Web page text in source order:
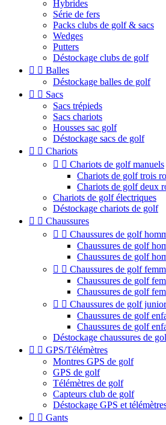
Hybrides
Série de fers
Packs clubs de golf & sacs
Wedges
Putters
Déstockage clubs de golf
  Balles
Déstockage balles de golf
  Sacs
Sacs trépieds
Sacs chariots
Housses sac golf
Déstockage sacs de golf
  Chariots
  Chariots de golf manuels
Chariots de golf trois
Chariots de golf deux
Chariots de golf électriques
Déstockage chariots de golf
  Chaussures
  Chaussures de golf
Chaussures de golf
Chaussures de golf
  Chaussures de golf
Chaussures de golf
Chaussures de golf
  Chaussures de golf junior
Chaussures de golf
Chaussures de golf
Déstockage chaussures de
  GPS/Télémètres
Montres GPS de golf
GPS de golf
Télémètres de golf
Capteurs club de golf
Déstockage GPS et
  Gants